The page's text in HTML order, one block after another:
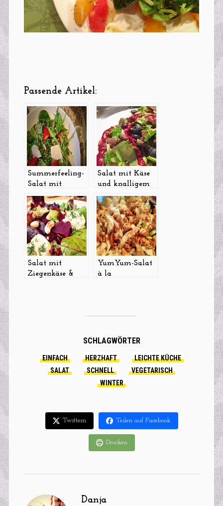
Passende Artikel:
Summerfeeling-
Salat mit
Erdbeeren und
Basilikum
Salat mit Käse
und knalligem
Blaubeerdressing
Salat mit
Ziegenkäse &
YumYum-Salat
à la
SCHLAGWÖRTER
EINFACH HERZHAFT
LEICHTE KÜCHE
SALAT
SCHNELL
VEGETARISCH
WINTER
Twittern Teilen auf Facebook
Drucken
Danja